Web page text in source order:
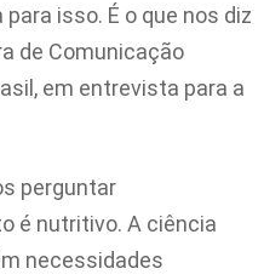
isso. É o que nos diz
de Comunicação
em entrevista para a
perguntar
é nutritivo. A ciência
necessidades